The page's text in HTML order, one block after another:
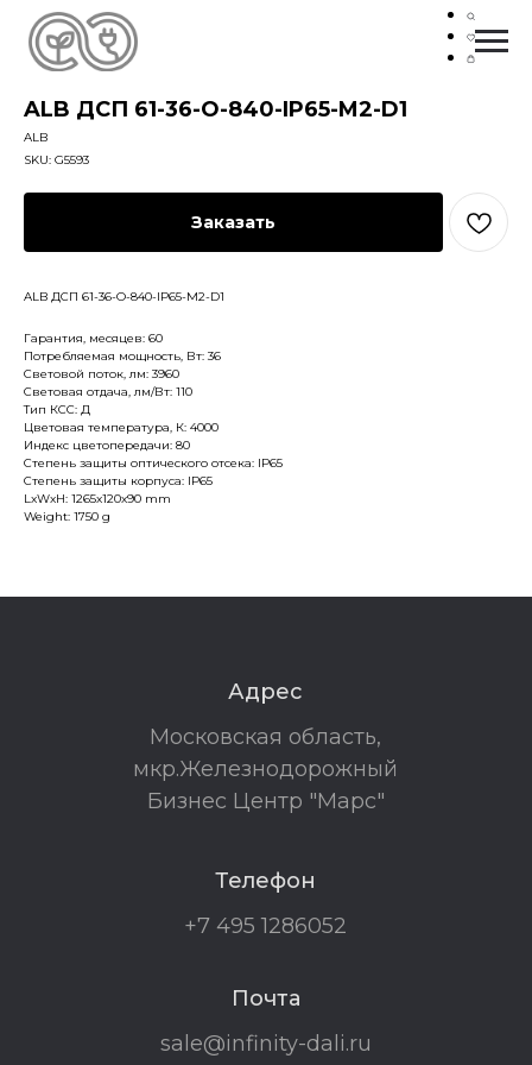
ALB ДСП 61-36-O-840-IP65-M2-D1
ALB
SKU: G5593
Заказать
ALB ДСП 61-36-O-840-IP65-M2-D1
Гарантия, месяцев: 60
Потребляемая мощность, Вт: 36
Световой поток, лм: 3960
Световая отдача, лм/Вт: 110
Тип КСС: Д
Цветовая температура, К: 4000
Индекс цветопередачи: 80
Степень защиты оптического отсека: IP65
Степень защиты корпуса: IP65
LxWxH: 1265x120x90 mm
Weight: 1750 g
Адрес
Московская область,
мкр.Железнодорожный
Бизнес Центр "Марс"
Телефон
+7 495 1286052
Почта
sale@infinity-dali.ru